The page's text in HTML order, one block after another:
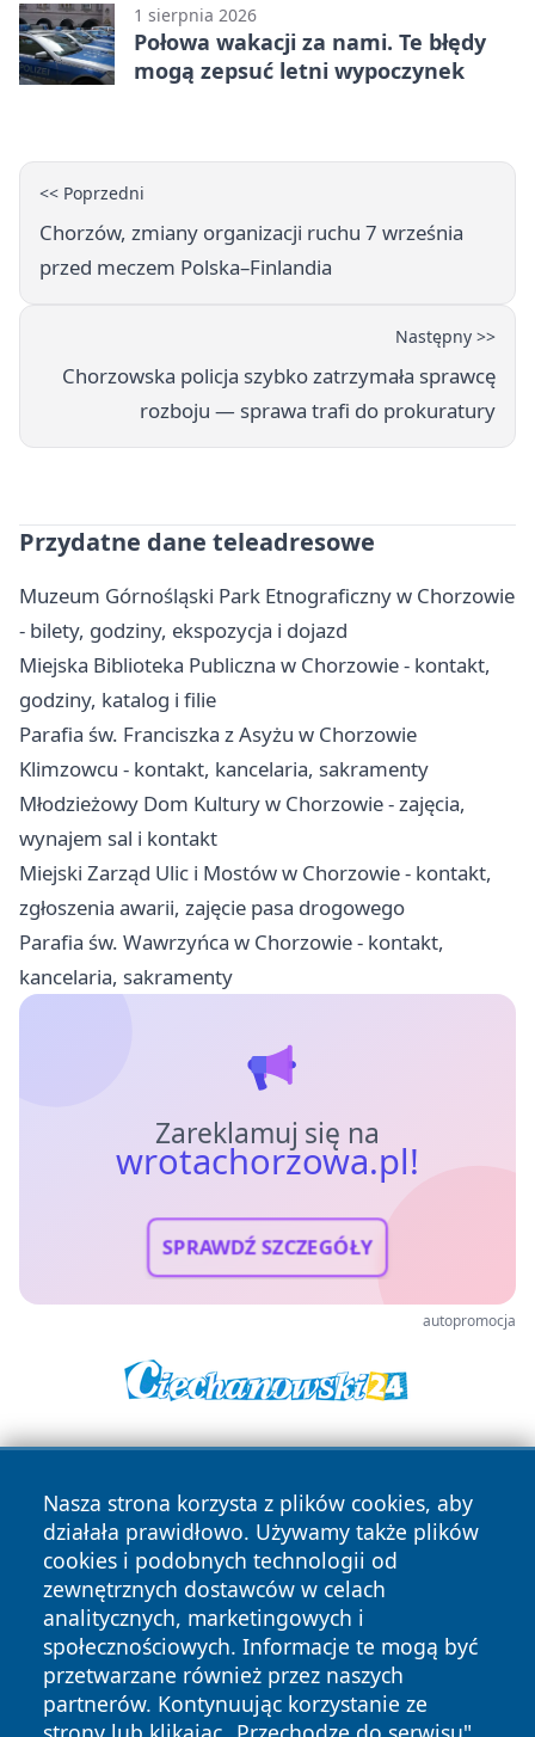
1 sierpnia 2026
Połowa wakacji za nami. Te błędy
mogą zepsuć letni wypoczynek
<< Poprzedni
Chorzów, zmiany organizacji ruchu 7 września
przed meczem Polska–Finlandia
Następny >>
Chorzowska policja szybko zatrzymała sprawcę
rozboju — sprawa trafi do prokuratury
Przydatne dane teleadresowe
Muzeum Górnośląski Park Etnograficzny w Chorzowie
- bilety, godziny, ekspozycja i dojazd
Miejska Biblioteka Publiczna w Chorzowie - kontakt,
godziny, katalog i filie
Parafia św. Franciszka z Asyżu w Chorzowie
Klimzowcu - kontakt, kancelaria, sakramenty
Młodzieżowy Dom Kultury w Chorzowie - zajęcia,
wynajem sal i kontakt
Miejski Zarząd Ulic i Mostów w Chorzowie - kontakt,
zgłoszenia awarii, zajęcie pasa drogowego
Parafia św. Wawrzyńca w Chorzowie - kontakt,
kancelaria, sakramenty
Zareklamuj się na
wrotachorzowa.pl!
SPRAWDŹ SZCZEGÓŁY
autopromocja
Nasza strona korzysta z plików cookies, aby
działała prawidłowo. Używamy także plików
cookies i podobnych technologii od
zewnętrznych dostawców w celach
analitycznych, marketingowych i
społecznościowych. Informacje te mogą być
przetwarzane również przez naszych
partnerów. Kontynuując korzystanie ze
Copyright © 2026 wrotachorzowa.pl Wszystkie prawa
zastrzeżone.
News Autorzy
Polityka
Polityka